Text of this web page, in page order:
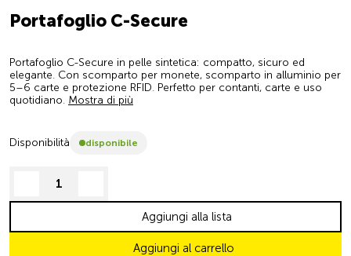
Portafoglio C-Secure
Portafoglio C-Secure in pelle sintetica: compatto, sicuro ed
elegante. Con scomparto per monete, scomparto in alluminio per
5–6 carte e protezione RFID. Perfetto per contanti, carte e uso
quotidiano. Mostra di più
Disponibilità disponibile
decrease quantity
Aggiungi al carrello
Aggiungi alla lista